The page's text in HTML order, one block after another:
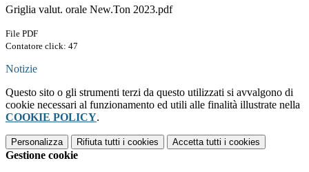
Griglia valut. orale New.Ton 2023.pdf
File PDF
Contatore click: 47
Notizie
Questo sito o gli strumenti terzi da questo utilizzati si avvalgono di
cookie necessari al funzionamento ed utili alle finalità illustrate nella
COOKIE POLICY.
Personalizza Rifiuta tutti i cookies Accetta tutti i cookies
Gestione cookie